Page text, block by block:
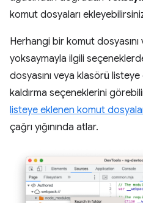
komut dosyaları
Herhangi bir komut dosyasını
yoksaymayla ilgili
dosyasını veya klasörü
kaldırma seçeneklerini
listeye eklenen komut
çağrı yığınında atlar.